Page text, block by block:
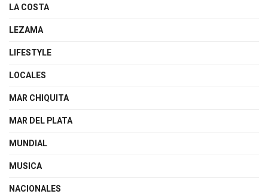
LA COSTA
LEZAMA
LIFESTYLE
LOCALES
MAR CHIQUITA
MAR DEL PLATA
MUNDIAL
MUSICA
NACIONALES